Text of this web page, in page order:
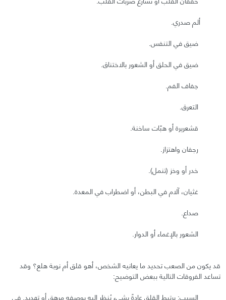
ألم صدري.
ضيق في التنفس.
ضيق في الحلق أو الشعور بالاختناق.
جفاف الفم.
التعرق.
قشعريرة أو هبّات ساخنة.
رجفان واهتزاز.
خدر أو وخز (تنمل).
غثيان، آلام في البطن، أو اضطراب في المعدة.
صداع.
الشعور بالإغماء أو الدوار.
قد يكون من الصعب تحديد ما يعانيه الشخص، أهو قلق أم نوبة هلع؟ وقد
تساعد الفروقات التالية ببعض التوضيح:
السبب: يرتبط القلق عادةً بشيء يُنظر إليه بوصفه مرهق أو تهديد. في